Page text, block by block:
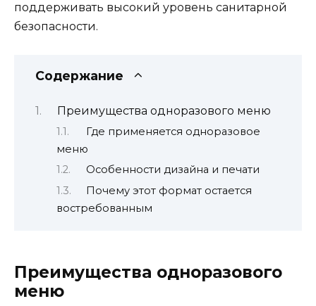
поддерживать высокий уровень санитарной
безопасности.
Содержание
Преимущества одноразового меню
Где применяется одноразовое
меню
Особенности дизайна и печати
Почему этот формат остается
востребованным
Преимущества одноразового
меню